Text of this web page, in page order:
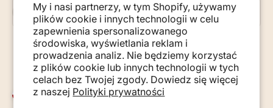
My i nasi partnerzy, w tym Shopify, używamy
plików cookie i innych technologii w celu
zapewnienia spersonalizowanego
środowiska, wyświetlania reklam i
prowadzenia analiz. Nie będziemy korzystać
z plików cookie lub innych technologii w tych
celach bez Twojej zgody. Dowiedz się więcej
z naszej Polityki prywatności
E-mail
Subskrybuj
Polska (PLN zł)